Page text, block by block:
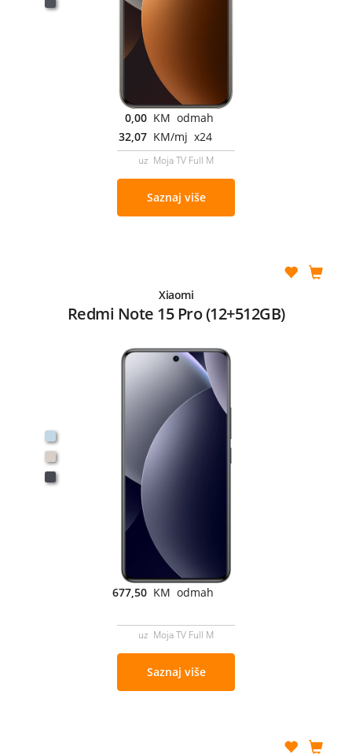
0,00 KM odmah
32,07 KM/mj x24
uz Moja TV Full M
Saznaj više
Xiaomi
Redmi Note 15 Pro (12+512GB)
677,50 KM odmah
uz Moja TV Full M
Saznaj više